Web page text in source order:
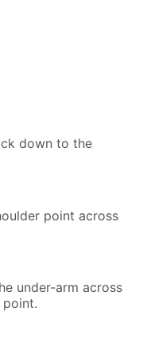
down to the
point across
under-arm across